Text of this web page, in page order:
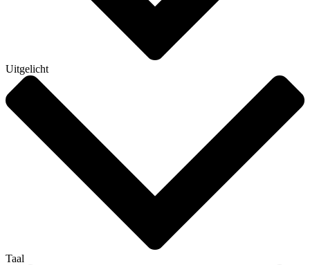
Uitgelicht
Taal